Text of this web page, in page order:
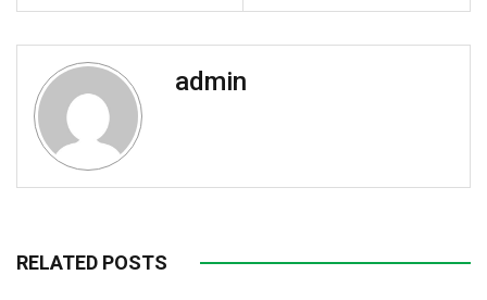
admin
RELATED POSTS